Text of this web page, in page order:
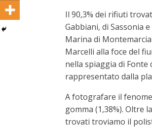
Il 90,3% dei rifiuti
Gabbiani, di Sassonia
Marina di
Marcelli alla foce del
nella spiaggia di Fonte
rappresentato dalla
A fotografare il
gomma (1,38%). Oltre
trovati troviamo il